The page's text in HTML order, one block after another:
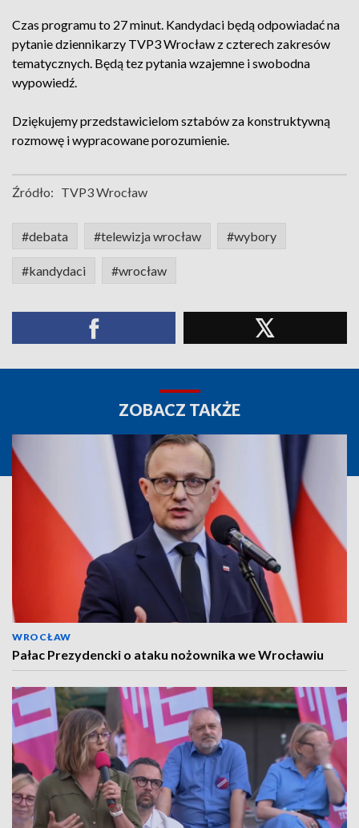
Czas programu to 27 minut. Kandydaci będą odpowiadać na
pytanie dziennikarzy TVP3 Wrocław z czterech zakresów
tematycznych. Będą tez pytania wzajemne i swobodna
wypowiedź.
Dziękujemy przedstawicielom sztabów za konstruktywną
rozmowę i wypracowane porozumienie.
Źródło: TVP3 Wrocław
#debata #telewizja wrocław #wybory
#kandydaci #wrocław
ZOBACZ TAKŻE
WROCŁAW
Pałac Prezydencki o ataku nożownika we Wrocławiu